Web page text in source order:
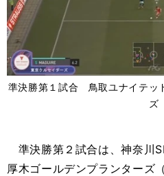
準決勝第１試合 鳥取ユナイテ
ズ
準決勝第２試合は、神奈川
厚木ゴールデンプランターズ